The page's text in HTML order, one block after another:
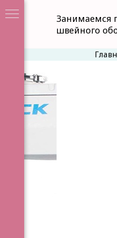
Занимаемся
швейного